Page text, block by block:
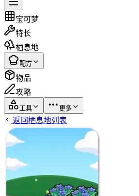
宝可梦
特长
栖息地
配方
物品
攻略
工具 更多
返回栖息地列表